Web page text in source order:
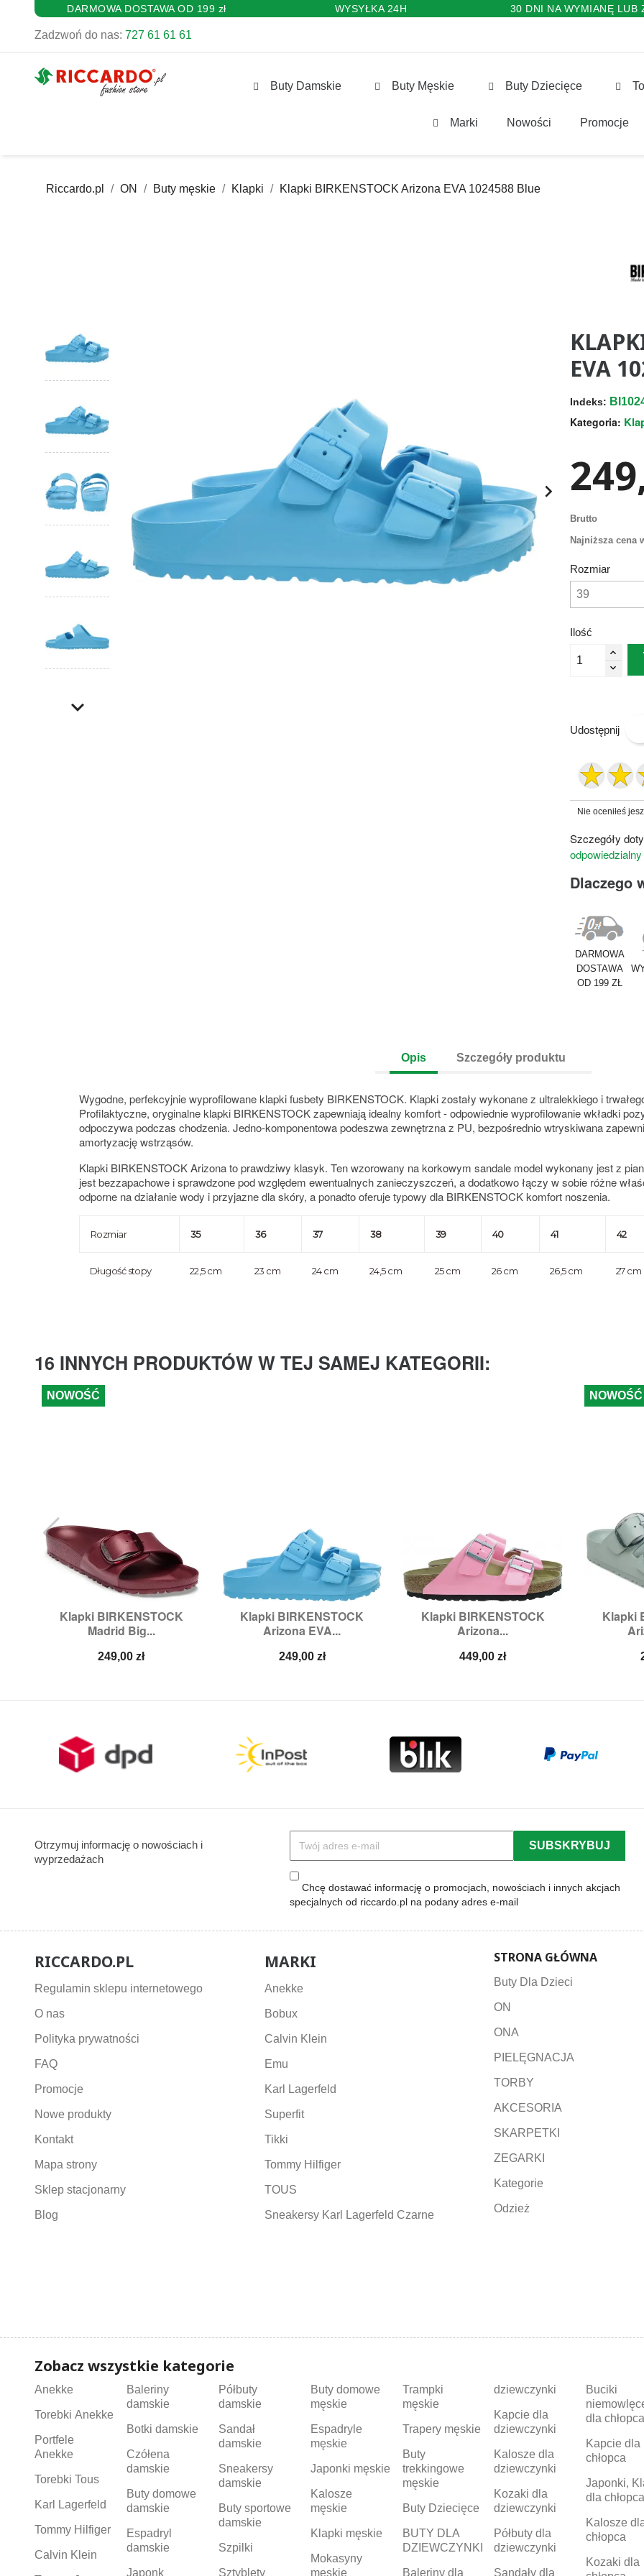
DARMOWA DOSTAWA OD 199 zł WYSYŁKA 24H 30 DNI NA WYMIANĘ LUB
Zadzwoń do nas: 727 61 61 61
Buty Damskie Buty Męskie Buty Dziecięce
Marki Nowości Promocje
Riccardo.pl ON Buty męskie Klapki Klapki BIRKENSTOCK Arizona EVA 1024588 Blue

EVA
Indeks:
Kategoria:
Brutto
Najniższa cena
Rozmiar
Ilość
Udostępnij
Nie oceniłeś
Szczegóły
Dlaczego
DARMOWA
DOSTAWA
OD 199 ZŁ
Opis Szczegóły produktu
Wygodne, perfekcyjnie wyprofilowane klapki fusbety BIRKENSTOCK. Klapki zostały wykonane z ultralekkiego i
Profilaktyczne, oryginalne klapki BIRKENSTOCK zapewniają idealny komfort - odpowiednie wyprofilowanie wkładki
odpoczywa podczas chodzenia. Jedno-komponentowa podeszwa zewnętrzna z PU, bezpośrednio wtryskiwana
amortyzację wstrząsów.
Klapki BIRKENSTOCK Arizona to prawdziwy klasyk. Ten wzorowany na korkowym sandale model wykonany jest z
jest bezzapachowe i sprawdzone pod względem ewentualnych zanieczyszczeń, a dodatkowo łączy w sobie różne
odporne na działanie wody i przyjazne dla skóry, a ponadto oferuje typowy dla BIRKENSTOCK komfort noszenia.
Rozmiar 35 36 37 38 39 40 41 42
Długość stopy 22,5 cm 23 cm 24 cm 24,5 cm 25 cm 26 cm 26,5 cm 27 cm
16 INNYCH PRODUKTÓW W TEJ SAMEJ KATEGORII:
Klapki BIRKENSTOCK
Madrid Big...
Cena
249,00 zł
Szybki podgląd
Rozmiary:37,38
NOWOŚĆ
Klapki BIRKENSTOCK
Arizona EVA...
Cena
249,00 zł
Szybki podgląd
Rozmiary:39
Klapki BIRKENSTOCK
Arizona...
Cena
449,00 zł
Szybki podgląd
Rozmiary:37,
Klapki

NOWOŚĆ
Otrzymuj informację o nowościach i
wyprzedażach
Chcę dostawać informację o promocjach, nowościach i innych akcjach
specjalnych od riccardo.pl na podany adres e-mail
RICCARDO.PL
Regulamin sklepu internetowego
O nas
Polityka prywatności
FAQ
Promocje
Nowe produkty
Kontakt
Mapa strony
Sklep stacjonarny
Blog
MARKI
Anekke
Bobux
Calvin Klein
Emu
Karl Lagerfeld
Superfit
Tikki
Tommy Hilfiger
TOUS
Sneakersy Karl Lagerfeld Czarne
STRONA GŁÓWNA
Buty Dla Dzieci
ON
ONA
PIELĘGNACJA
TORBY
AKCESORIA
SKARPETKI
ZEGARKI
Kategorie
Odzież
Zobacz wszystkie kategorie
Anekke
Torebki Anekke
Portfele
Anekke
Torebki Tous
Karl Lagerfeld
Tommy Hilfiger
Calvin Klein
Baleriny
damskie
Botki damskie
Czółena
damskie
Buty domowe
damskie
Espadryl
damskie
Japonk
Półbuty
damskie
Sandał
damskie
Sneakersy
damskie
Buty sportowe
damskie
Szpilki
Sztyblety
Buty domowe
męskie
Espadryle
męskie
Japonki męskie
Kalosze
męskie
Klapki męskie
Mokasyny
męskie
Trampki
męskie
Trapery męskie
Buty
trekkingowe
męskie
Buty Dziecięce
BUTY DLA
DZIEWCZYNKI
Baleriny dla
dziewczynki
Kapcie dla
dziewczynki
Kalosze dla
dziewczynki
Kozaki dla
dziewczynki
Półbuty dla
dziewczynki
Sandały dla
Buciki
dla chłopca
Kapcie dla
chłopca
Japonki,
dla chłopca
Kalosze
chłopca
Kozaki dla